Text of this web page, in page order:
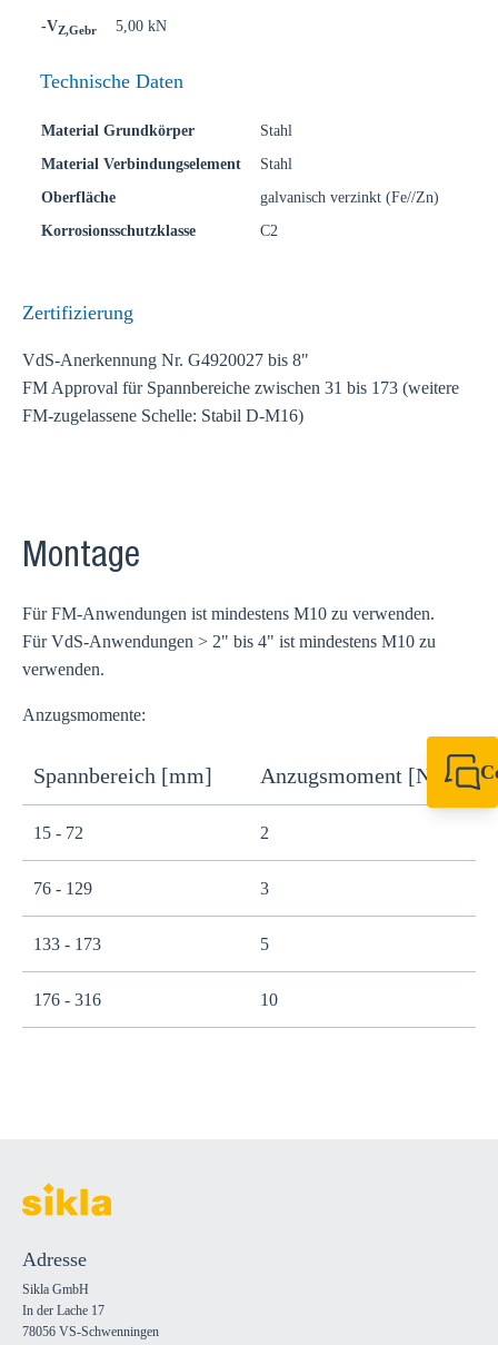
-VZ,Gebr 5,00 kN
Technische Daten
Material Grundkörper
Stahl
Material Verbindungselement
Stahl
Oberfläche
galvanisch verzinkt (Fe//Zn)
Korrosionsschutzklasse
C2
Zertifizierung
VdS-Anerkennung Nr. G4920027 bis 8"
FM Approval für Spannbereiche zwischen 31 bis 173 (weitere
FM-zugelassene Schelle: Stabil D-M16)
Montage
Für FM-Anwendungen ist mindestens M10 zu verwenden.
Für VdS-Anwendungen > 2" bis 4" ist mindestens M10 zu
verwenden.
Anzugsmomente:
Spannbereich [mm] Anzugsmoment [Nm]
15 - 72 2
76 - 129 3
133 - 173 5
176 - 316 10
Adresse
Sikla GmbH
In der Lache 17
78056 VS-Schwenningen